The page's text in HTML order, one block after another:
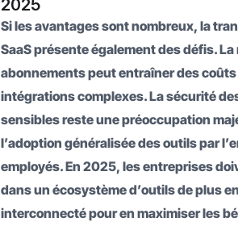
2025
Si les avantages sont nombreux, la
SaaS présente également des défis.
abonnements peut entraîner des
intégrations complexes. La sécurité
sensibles reste une préoccupation
l’adoption généralisée des outils par
employés. En 2025, les entreprises
dans un écosystème d’outils de plus
interconnecté pour en maximiser les